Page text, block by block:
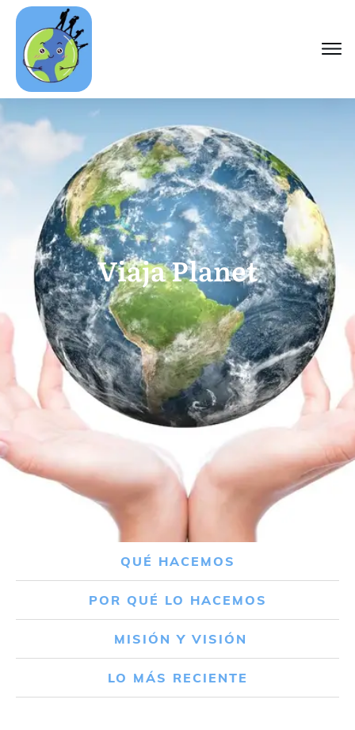
Viaja Planet
QUÉ HACEMOS
POR QUÉ LO HACEMOS
MISIÓN Y VISIÓN
LO MÁS RECIENTE